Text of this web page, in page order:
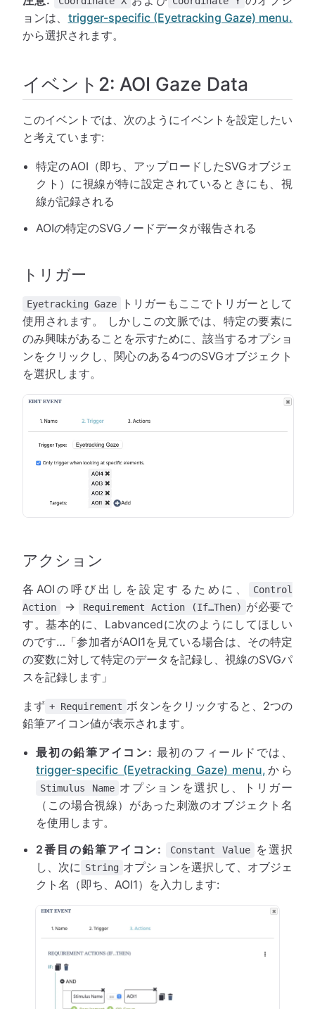
ョンは、 trigger-specific (Eyetracking Gaze) menu.
から選択されます。
イベント2: AOI Gaze Data
このイベントでは、次のようにイベントを設定したい
と考えています:
特定のAOI（即ち、アップロードしたSVGオブジェ
クト）に視線が特に設定されているときにも、視
線が記録される
AOIの特定のSVGノードデータが報告される
トリガー
Eyetracking Gaze
トリガーもここでトリガーとして
使用されます。 しかしこの文脈では、特定の要素に
のみ興味があることを示すために、該当するオプショ
ンをクリックし、関心のある4つのSVGオブジェクト
を選択します。
アクション
各AOIの呼び出しを設定するために、
Control
Action
→ Requirement Action (If…Then) が必要で
す。基本的に、Labvancedに次のようにしてほしい
のです…「参加者がAOI1を見ている場合は、その特定
の変数に対して特定のデータを記録し、視線のSVGパ
スを記録します」
まず + Requirement ボタンをクリックすると、2つの
鉛筆アイコン値が表示されます。
最初の鉛筆アイコン: 最初のフィールドでは、
trigger-specific (Eyetracking Gaze) menu, から
Stimulus Name オプションを選択し、トリガー
（この場合視線）があった刺激のオブジェクト名
を使用します。
2番目の鉛筆アイコン:
Constant Value
を選択
し、次に String オプションを選択して、オブジェ
クト名（即ち、AOI1）を入力します: